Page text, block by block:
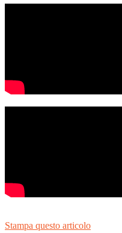
Stampa questo articolo